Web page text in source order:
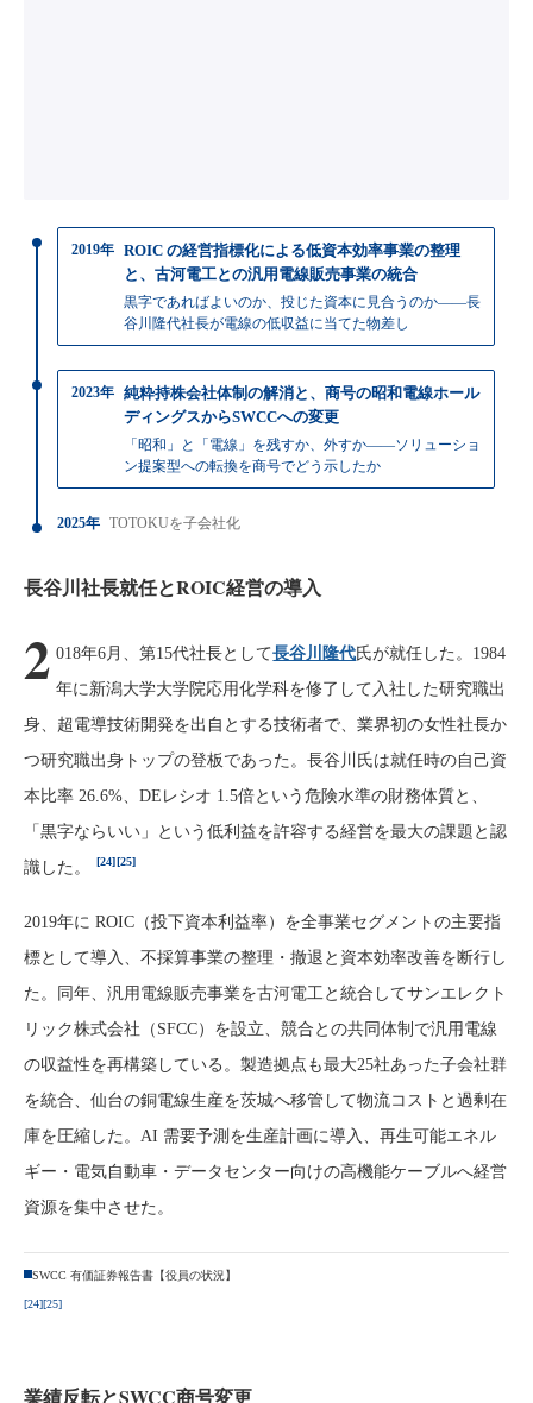
2019年 ROIC の経営指標化による低資本効率事業の整理
と、古河電工との汎用電線販売事業の統合
黒字であればよいのか、投じた資本に見合うのか——長
谷川隆代社長が電線の低収益に当てた物差し
2023年 純粋持株会社体制の解消と、商号の昭和電線ホール
ディングスからSWCCへの変更
「昭和」と「電線」を残すか、外すか——ソリューショ
ン提案型への転換を商号でどう示したか
2025年 TOTOKUを子会社化
長谷川社長就任とROIC経営の導入
2 018年6月、第15代社長として長谷川隆代氏が就任した。1984
年に新潟大学大学院応用化学科を修了して入社した研究職出
身、超電導技術開発を出自とする技術者で、業界初の女性社長か
つ研究職出身トップの登板であった。長谷川氏は就任時の自己資
本比率 26.6%、DEレシオ 1.5倍という危険水準の財務体質と、
「黒字ならいい」という低利益を許容する経営を最大の課題と認
識した。
[24][25]
2019年に ROIC（投下資本利益率）を全事業セグメントの主要指
標として導入、不採算事業の整理・撤退と資本効率改善を断行し
た。同年、汎用電線販売事業を古河電工と統合してサンエレクト
リック株式会社（SFCC）を設立、競合との共同体制で汎用電線
の収益性を再構築している。製造拠点も最大25社あった子会社群
を統合、仙台の銅電線生産を茨城へ移管して物流コストと過剰在
庫を圧縮した。AI 需要予測を生産計画に導入、再生可能エネル
ギー・電気自動車・データセンター向けの高機能ケーブルへ経営
資源を集中させた。
SWCC 有価証券報告書【役員の状況】
[24][25]
業績反転とSWCC商号変更